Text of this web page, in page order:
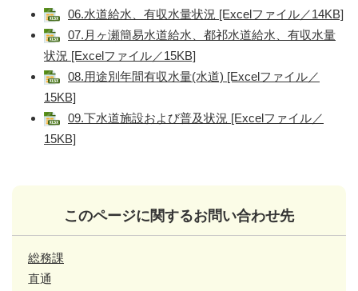
06.水道給水、有収水量状況 [Excelファイル／14KB]
07.月ヶ瀬簡易水道給水、都祁水道給水、有収水量
状況 [Excelファイル／15KB]
08.用途別年間有収水量(水道) [Excelファイル／
15KB]
09.下水道施設および普及状況 [Excelファイル／
15KB]
このページに関するお問い合わせ先
総務課
直通